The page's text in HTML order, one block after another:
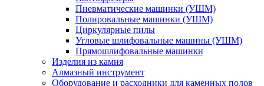
Пневматические машинки (УШМ)
Полировальные машинки (УШМ)
Циркулярные пилы
Угловые шлифовальные машины (УШМ)
Прямошлифовальные машинки
Изделия из камня
Алмазный инструмент
Оборудование и расходники для каменных полов